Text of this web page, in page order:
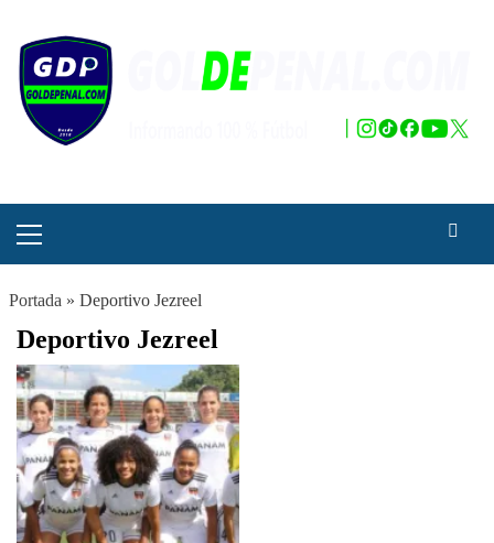
contenido
principal
Portada » Deportivo Jezreel
Deportivo Jezreel